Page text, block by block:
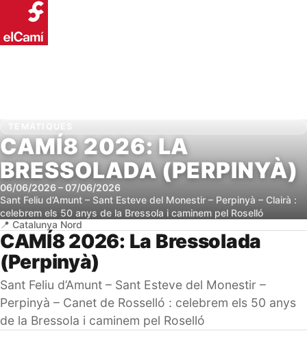
CAMÍ8 2026: LA
BRESSOLADA (PERPINYÀ)
06/06/2026–07/06/2026
Sant Feliu d’Amunt – Sant Esteve del Monestir – Perpinyà – Clairà :
celebrem els 50 anys de la Bressola i caminem pel Roselló
Catalunya Nord
CAMÍ8 2026: La Bressolada
(Perpinyà)
Sant Feliu d’Amunt – Sant Esteve del Monestir –
Perpinyà – Canet de Rosselló : celebrem els 50 anys
de la Bressola i caminem pel Roselló